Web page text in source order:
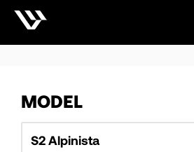
MODEL
S2 Alpinista